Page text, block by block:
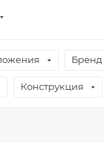
Бренд
Конструкция